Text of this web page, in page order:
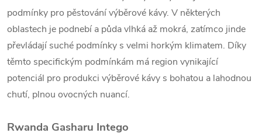
podmínky pro pěstování výběrové kávy. V některých
oblastech je podnebí a půda vlhká až mokrá, zatímco jinde
převládají suché podmínky s velmi horkým klimatem. Díky
těmto specifickým podmínkám má region vynikající
potenciál pro produkci výběrové kávy s bohatou a lahodnou
chutí, plnou ovocných nuancí.
Rwanda Gasharu Intego